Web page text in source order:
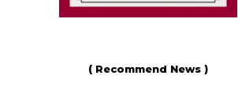
( Recommend News )